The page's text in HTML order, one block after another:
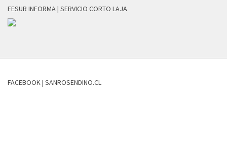
FESUR INFORMA | SERVICIO CORTO LAJA
FACEBOOK | SANROSENDINO.CL